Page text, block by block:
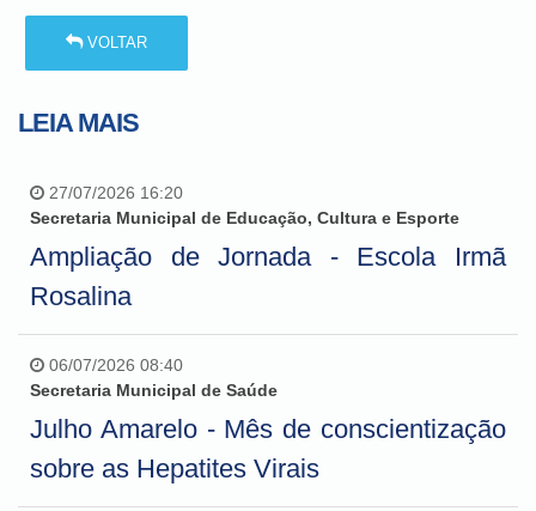
VOLTAR
LEIA MAIS
27/07/2026 16:20
Secretaria Municipal de Educação, Cultura e Esporte
Ampliação de Jornada - Escola Irmã
Rosalina
06/07/2026 08:40
Secretaria Municipal de Saúde
Julho Amarelo - Mês de conscientização
sobre as Hepatites Virais